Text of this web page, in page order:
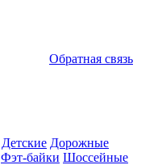
Обратная связь
Детские Дорожные
Фэт-байки Шоссейные